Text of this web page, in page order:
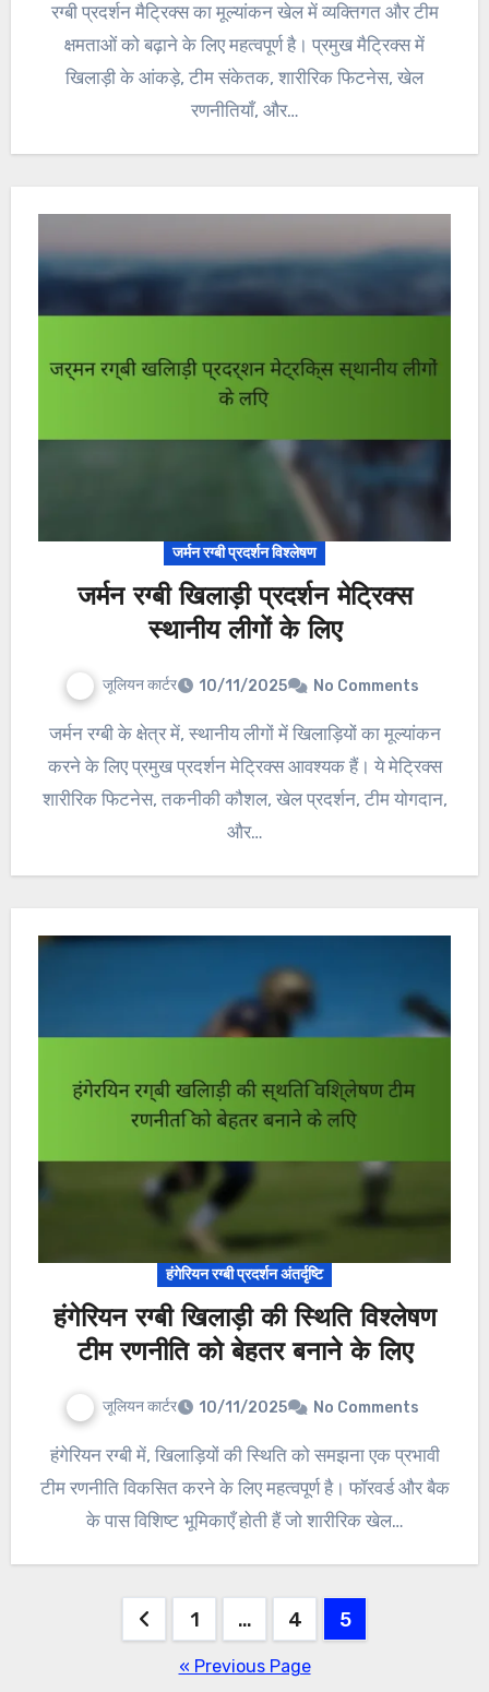
रग्बी प्रदर्शन मैट्रिक्स का मूल्यांकन खेल में व्यक्तिगत और टीम
क्षमताओं को बढ़ाने के लिए महत्वपूर्ण है। प्रमुख मैट्रिक्स में
खिलाड़ी के आंकड़े, टीम संकेतक, शारीरिक फिटनेस, खेल
रणनीतियाँ, और…
जर्मन रग्बी प्रदर्शन विश्लेषण
जर्मन रग्बी खिलाड़ी प्रदर्शन मेट्रिक्स
स्थानीय लीगों के लिए
जूलियन कार्टर 10/11/2025 No Comments
जर्मन रग्बी के क्षेत्र में, स्थानीय लीगों में खिलाड़ियों का मूल्यांकन
करने के लिए प्रमुख प्रदर्शन मेट्रिक्स आवश्यक हैं। ये मेट्रिक्स
शारीरिक फिटनेस, तकनीकी कौशल, खेल प्रदर्शन, टीम योगदान,
और…
हंगेरियन रग्बी प्रदर्शन अंतर्दृष्टि
हंगेरियन रग्बी खिलाड़ी की स्थिति विश्लेषण
टीम रणनीति को बेहतर बनाने के लिए
जूलियन कार्टर 10/11/2025 No Comments
हंगेरियन रग्बी में, खिलाड़ियों की स्थिति को समझना एक प्रभावी
टीम रणनीति विकसित करने के लिए महत्वपूर्ण है। फॉरवर्ड और बैक
के पास विशिष्ट भूमिकाएँ होती हैं जो शारीरिक खेल…
pagination
1 … 4 5
« Previous Page